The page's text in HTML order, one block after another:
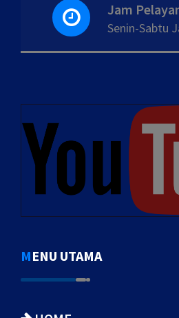
Jam
Senin-Sabtu
MENU UTAMA